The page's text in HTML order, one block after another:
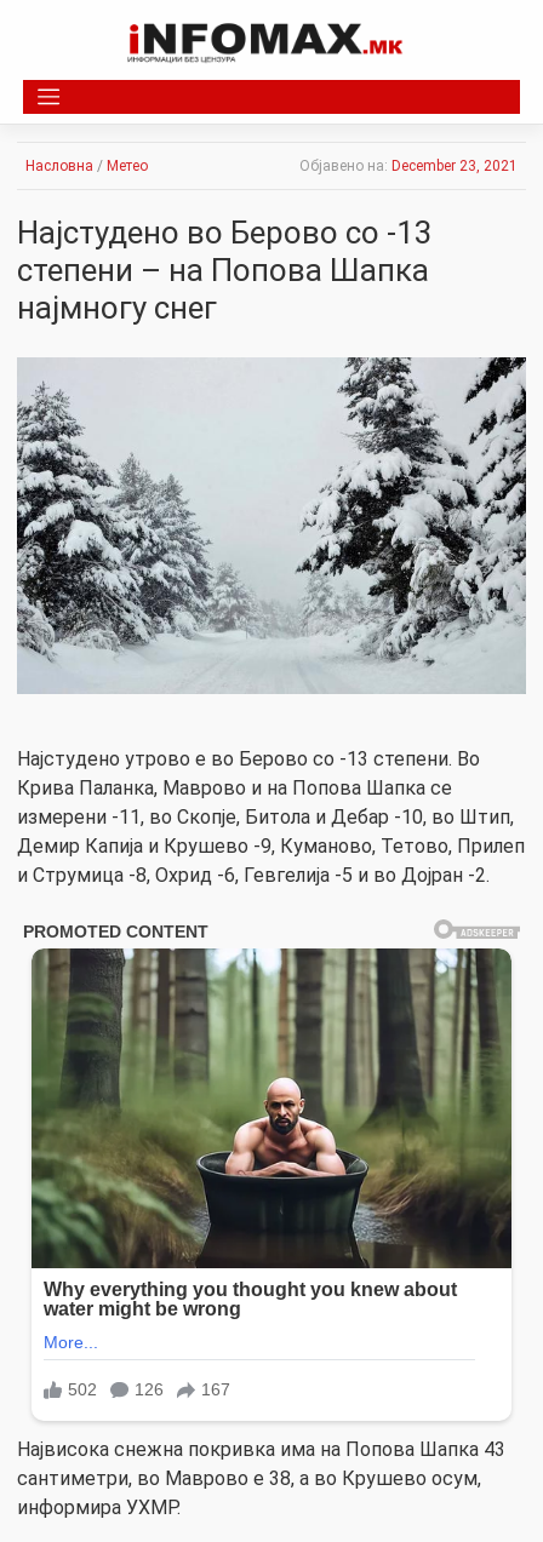
Насловна / Метео Објавено на: December 23, 2021
Најстудено во Берово со -13
степени – на Попова Шапка
најмногу снег
Најстудено утрово е во Берово со -13 степени. Во
Крива Паланка, Маврово и на Попова Шапка се
измерени -11, во Скопје, Битола и Дебар -10, во Штип,
Демир Капија и Крушево -9, Куманово, Тетово, Прилеп
и Струмица -8, Охрид -6, Гевгелија -5 и во Дојран -2.
Највисока снежна покривка има на Попова Шапка 43
сантиметри, во Маврово е 38, а во Крушево осум,
информира УХМР.